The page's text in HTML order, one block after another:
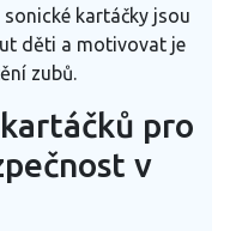
kartáčky jsou
děti a motivovat je
zubů.
pro
v